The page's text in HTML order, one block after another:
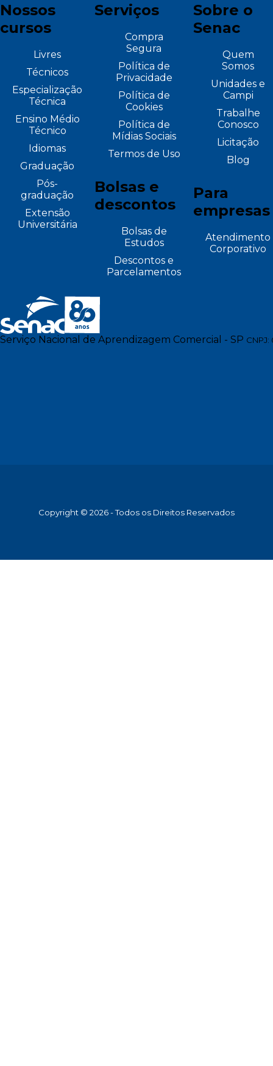
Nossos
cursos
Livres
Técnicos
Especialização
Técnica
Ensino Médio
Técnico
Idiomas
Graduação
Pós-
graduação
Extensão
Universitária
Serviços
Compra
Segura
Política de
Privacidade
Política de
Cookies
Política de
Mídias Sociais
Termos de Uso
Bolsas e
descontos
Bolsas de
Estudos
Descontos e
Parcelamentos
Sobre o
Senac
Quem
Somos
Unidades e
Campi
Trabalhe
Conosco
Licitação
Blog
Para
empresas
Atendimento
Corporativo
Serviço Nacional de Aprendizagem Comercial - SP
Copyright © 2026 - Todos os Direitos Reservados